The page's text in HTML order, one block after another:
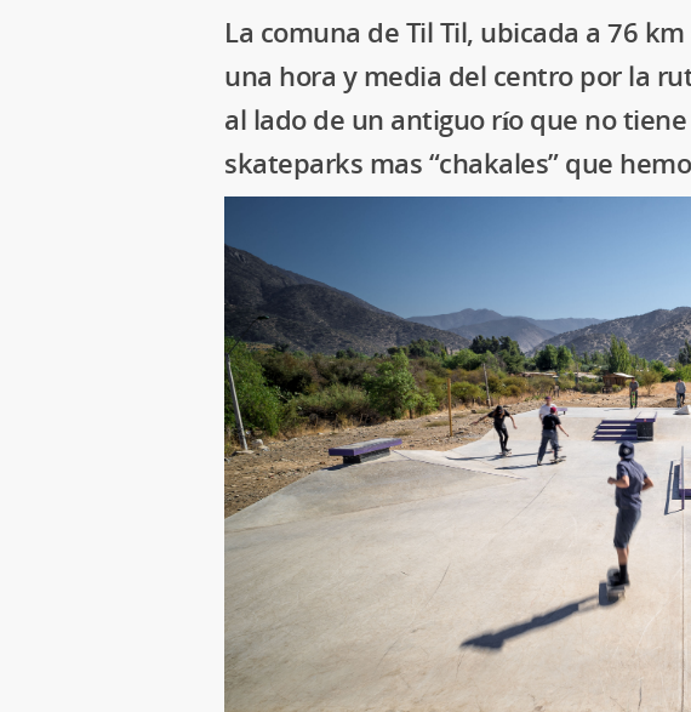
La comuna de Til Til, ubicada a 76
una hora y media del centro por la
al lado de un antiguo río que no
skateparks mas “chakales” que